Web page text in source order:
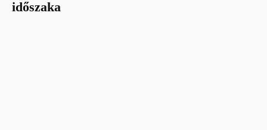
időszaka